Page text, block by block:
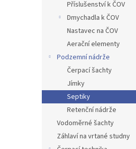
l
Příslušenství k ČOV
Dmychadla k ČOV
Nastavec na ČOV
Aerační elementy
Podzemní nádrže
Čerpací šachty
Jímky
Septiky
Retenční nádrže
Vodoměrné šachty
Záhlaví na vrtané studny